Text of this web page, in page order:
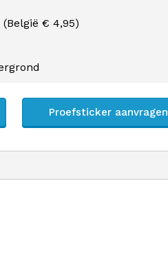
(België € 4,95)
Proefsticker aanvragen